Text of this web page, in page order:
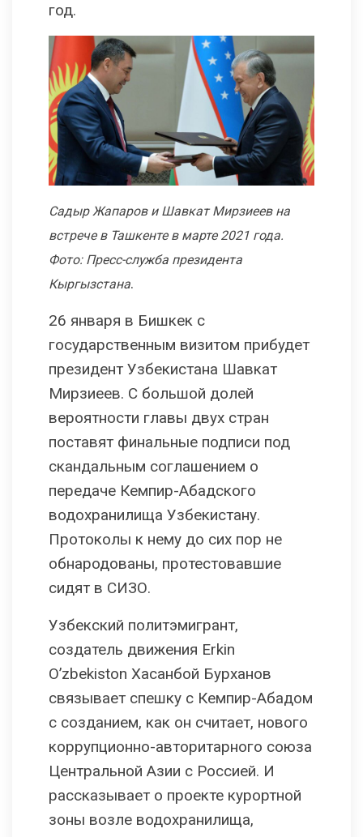
год.
Садыр Жапаров и Шавкат Мирзиеев на
встрече в Ташкенте в марте 2021 года.
Фото: Пресс-служба президента
Кыргызстана.
26 января в Бишкек с
государственным визитом прибудет
президент Узбекистана Шавкат
Мирзиеев. С большой долей
вероятности главы двух стран
поставят финальные подписи под
скандальным соглашением о
передаче Кемпир-Абадского
водохранилища Узбекистану.
Протоколы к нему до сих пор не
обнародованы, протестовавшие
сидят в СИЗО.
Узбекский политэмигрант,
создатель движения Erkin
O’zbekiston Хасанбой Бурханов
связывает спешку с Кемпир-Абадом
с созданием, как он считает, нового
коррупционно-авторитарного союза
Центральной Азии с Россией. И
рассказывает о проекте курортной
зоны возле водохранилища,